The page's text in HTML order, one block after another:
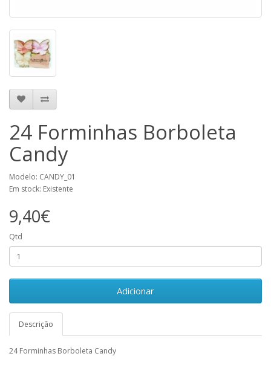
24 Forminhas Borboleta
Candy
Modelo: CANDY_01
Em stock: Existente
9,40€
Qtd
Adicionar
Descrição
24 Forminhas Borboleta Candy